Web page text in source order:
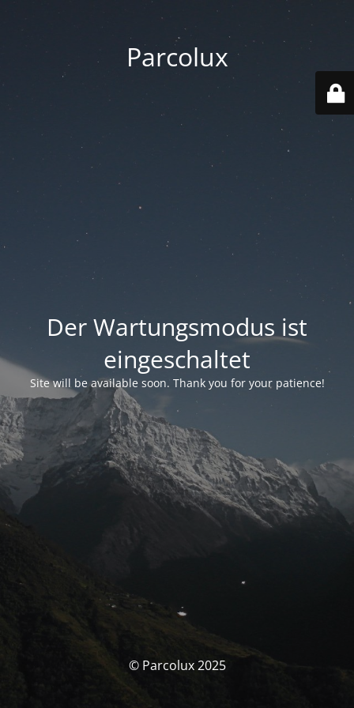
Parcolux
Der Wartungsmodus ist
eingeschaltet
Site will be available soon. Thank you for your patience!
© Parcolux 2025